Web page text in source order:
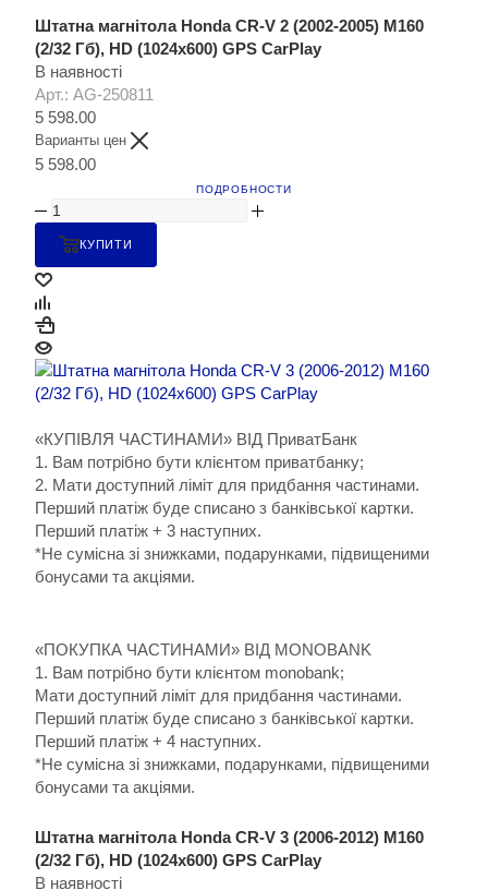
Штатна магнітола Honda CR-V 2 (2002-2005) M160
(2/32 Гб), HD (1024x600) GPS CarPlay
В наявності
Арт.: AG-250811
5 598.00
Варианты цен
5 598.00
ПОДРОБНОСТИ
КУПИТИ
«КУПІВЛЯ ЧАСТИНАМИ» ВІД ПриватБанк
1. Вам потрібно бути клієнтом приватбанку;
2. Мати доступний ліміт для придбання частинами.
Перший платіж буде списано з банківської картки.
Перший платіж + 3 наступних.
*Не сумісна зі знижками, подарунками, підвищеними
бонусами та акціями.
«ПОКУПКА ЧАСТИНАМИ» ВІД MONOBANK
1. Вам потрібно бути клієнтом monobank;
Мати доступний ліміт для придбання частинами.
Перший платіж буде списано з банківської картки.
Перший платіж + 4 наступних.
*Не сумісна зі знижками, подарунками, підвищеними
бонусами та акціями.
Штатна магнітола Honda CR-V 3 (2006-2012) M160
(2/32 Гб), HD (1024x600) GPS CarPlay
В наявності